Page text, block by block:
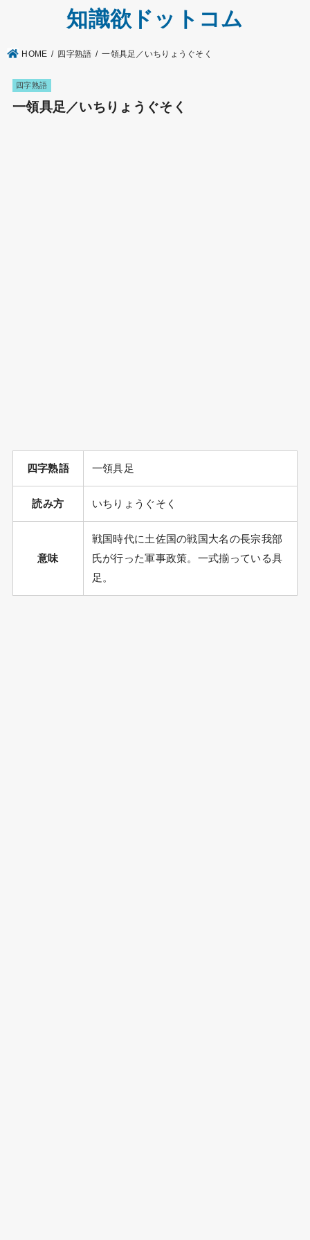
知識欲ドットコム
HOME 四字熟語 一領具足／いちりょうぐそく
四字熟語
一領具足／いちりょうぐそく
四字熟語 一領具足
読み方 いちりょうぐそく
意味
戦国時代に土佐国の戦国大名の長宗我部
氏が行った軍事政策。一式揃っている具
足。